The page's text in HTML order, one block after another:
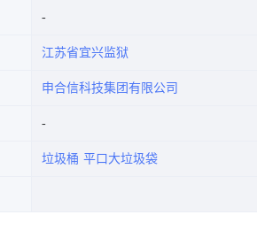
江苏省宜兴监狱
申合信科技集团有限公司
垃圾桶 平口大垃圾袋